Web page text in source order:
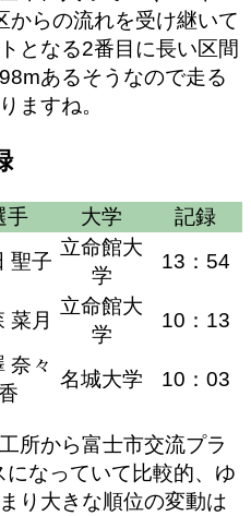
からの流れを受け継いて
となる2番目に長い区間
あるそうなので走る
ますね。
手 大学
記録
聖子
立命館大
学
13：54
菜月
立命館大
学
10：13
奈々
名城大学 10：03
所から富士市交流プラ
なっていて比較的、ゆ
り大きな順位の変動は